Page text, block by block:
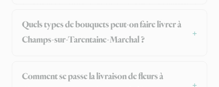
Quels types de bouquets peut-on faire livrer à
Champs-sur-Tarentaine-Marchal ?
Comment se passe la livraison de fleurs à